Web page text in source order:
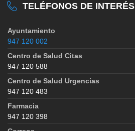
TELÉFONOS DE INTERÉS
Ayuntamiento
947 120 002
Centro de Salud Citas
947 120 588
Centro de Salud Urgencias
947 120 483
Farmacia
947 120 398